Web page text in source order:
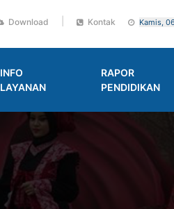
Download Kontak Kamis,
INFO
LAYANAN
RAPOR
PENDIDIKAN